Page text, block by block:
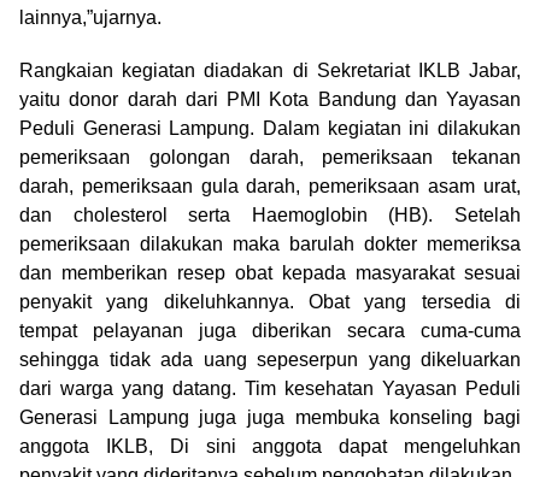
lainnya,”ujarnya.
Rangkaian kegiatan diadakan di Sekretariat IKLB Jabar,
yaitu donor darah dari PMI Kota Bandung dan Yayasan
Peduli Generasi Lampung. Dalam kegiatan ini dilakukan
pemeriksaan golongan darah, pemeriksaan tekanan
darah, pemeriksaan gula darah, pemeriksaan asam urat,
dan cholesterol serta Haemoglobin (HB). Setelah
pemeriksaan dilakukan maka barulah dokter memeriksa
dan memberikan resep obat kepada masyarakat sesuai
penyakit yang dikeluhkannya. Obat yang tersedia di
tempat pelayanan juga diberikan secara cuma-cuma
sehingga tidak ada uang sepeserpun yang dikeluarkan
dari warga yang datang. Tim kesehatan Yayasan Peduli
Generasi Lampung juga juga membuka konseling bagi
anggota IKLB, Di sini anggota dapat mengeluhkan